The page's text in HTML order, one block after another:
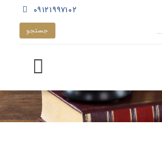
۰۹۱۲۱۹۹۷۱۰۲